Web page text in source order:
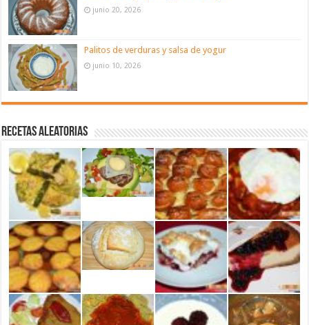
junio 20, 2026
Palitos de verduras y salsa de yogur
junio 10, 2026
Recetas aleatorias